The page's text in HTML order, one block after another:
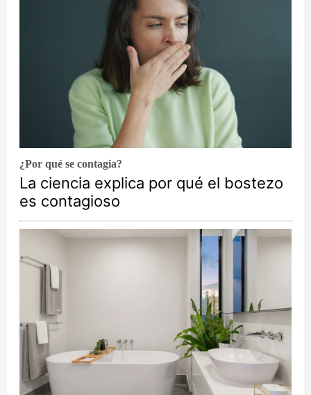
¿Por qué se contagia?
La ciencia explica por qué el bostezo
es contagioso